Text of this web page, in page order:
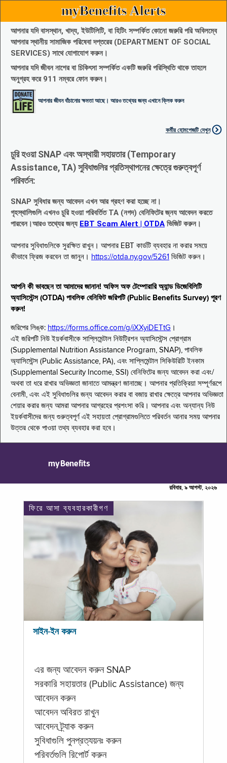
myBenefits Alerts
আপনার যদি বাসস্থান, খাদ্য, ইউটিলিটি, বা হিটিং সম্পর্কিত কোনো জরুরি পরি অবিলম্বে
আপনার স্থানীয় সামাজিক পরিষেবা দপ্তরের (DEPARTMENT OF SOCIAL
SERVICES) সাথে যোগাযোগ করুন।
আপনার যদি জীবন নাশের বা চিকিৎসা সম্পর্কিত একটি জরুরি পরিস্থিতি থাকে তাহলে
অনুগ্রহ করে 911 নম্বরে ফোন করুন।
আপনার জীবন বাঁচানোর ক্ষমতা আছে। আরও তথ্যের জন্য এখানে ক্লিক করুন
কর্মীর হোমপেজটি দেখুন
চুরি হওয়া SNAP এবং অস্থায়ী সহায়তার (Temporary
Assistance, TA) সুবিধাগুলির প্রতিস্থাপনের ক্ষেত্রে গুরুত্বপূর্ণ
পরিবর্তন:
SNAP সুবিধার জন্য আবেদন এখন আর গ্রহণ করা হচ্ছে না।
গৃহস্থালিগুলি এখনও চুরি হওয়া পরিবর্তিত TA (নগদ) বেনিফিটের জ্নয আবেদন করতে
পারবেন।আরও তথ্যের জন্য EBT Scam Alert | OTDA ভিজিট করুন।
আপনার সুবিধাগুলিকে সুরক্ষিত রাখুন। আপনার EBT কার্ডটি ব্যবহার না করার সময়ে
কীভাবে ফ্রিজ করবেন তা জানুন। https://otda.ny.gov/5261 ভিজিট করুন।
আপনি কী ভাবছেন তা আমাদের জানান! অফিস অফ টেম্পোরারি অ্যান্ড ডিজেবিলিটি
অ্যাসিস্টেন্স (OTDA) পাবলিক বেনিফিট জরিপটি (Public Benefits Survey) পূরণ
করুন!
জরিপের লিঙ্ক: https://forms.office.com/g/iXXyiDETtG ।
এই জরিপটি নিউ ইয়র্কবাসীকে সাপ্লিমেন্টাল নিউট্রিশন অ্যাসিস্টেন্স প্রোগ্রাম
(Supplemental Nutrition Assistance Program, SNAP), পাবলিক
অ্যাসিস্টেন্স (Public Assistance, PA), এবং সাপ্লিমেন্টাল সিকিউরিটি ইনকাম
(Supplemental Security Income, SSI) বেনিফিটের জন্য আবেদন করা এবং/
অথবা তা ধরে রাখার অভিজ্ঞতা জানাতে আমন্ত্রণ জানাচ্ছে। আপনার প্রতিক্রিয়া সম্পূর্ণরূপে
বেনামী, এবং এই সুবিধাগুলির জন্য আবেদন করার বা বজায় রাখার ক্ষেত্রে আপনার অভিজ্ঞতা
শেয়ার করার জন্য আমরা আপনার আগ্রহের প্রশংসা করি। আপনার এবং অন্যান্য নিউ
ইয়র্কবাসীদের জন্য গুরুত্বপূর্ণ এই সহায়তা প্রোগ্রামগুলিতে পরিবর্তন আনার সময় আপনার
উত্তর থেকে পাওয়া তথ্য ব্যবহার করা হবে।
myBenefits
রবিবার, ৯ আগস্ট, ২০২৬
ফিরে আসা ব্যবহারকারীগণ
সাইন-ইন করুন
এর জন্য আবেদন করুন SNAP
সরকারি সহায়তার (Public Assistance) জন্য
আবেদন করুন
আবেদন অবিরত রাখুন
আবেদন ট্র্যাক করুন
সুবিধাগুলি পুনপ্রত্যয়নঃ করুন
পরিবর্তগুলি রিপোর্ট করুন